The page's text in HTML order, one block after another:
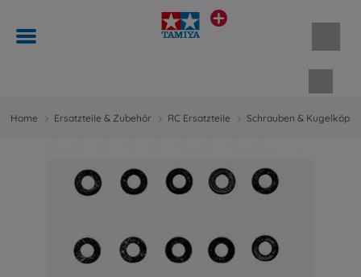
Home Ersatzteile & Zubehör RC Ersatzteile Schrauben & Kugelköpfe